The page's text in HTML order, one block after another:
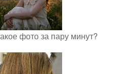
фото за пару минут?